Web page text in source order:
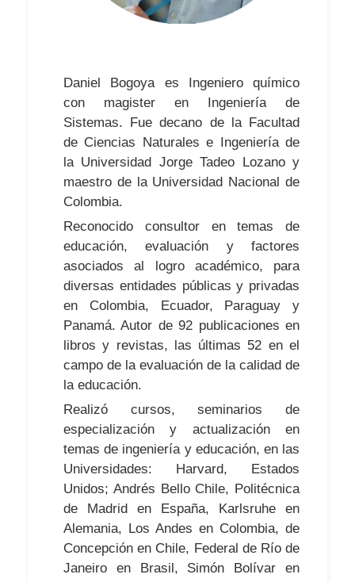
Daniel Bogoya es Ingeniero químico
con magister en Ingeniería de
Sistemas. Fue decano de la Facultad
de Ciencias Naturales e Ingeniería de
la Universidad Jorge Tadeo Lozano y
maestro de la Universidad Nacional de
Colombia.
Reconocido consultor en temas de
educación, evaluación y factores
asociados al logro académico, para
diversas entidades públicas y privadas
en Colombia, Ecuador, Paraguay y
Panamá. Autor de 92 publicaciones en
libros y revistas, las últimas 52 en el
campo de la evaluación de la calidad de
la educación.
Realizó cursos, seminarios de
especialización y actualización en
temas de ingeniería y educación, en las
Universidades: Harvard, Estados
Unidos; Andrés Bello Chile, Politécnica
de Madrid en España, Karlsruhe en
Alemania, Los Andes en Colombia, de
Concepción en Chile, Federal de Río de
Janeiro en Brasil, Simón Bolívar en